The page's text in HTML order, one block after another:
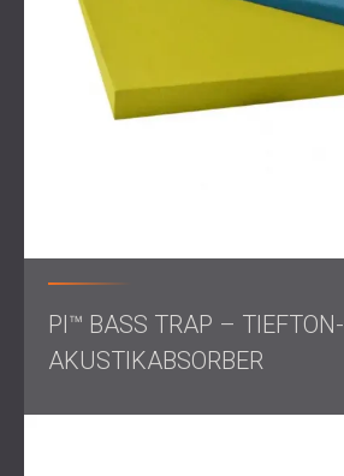
PI™ BASS TRAP – TIEFTON-
AKUSTIKABSORBER